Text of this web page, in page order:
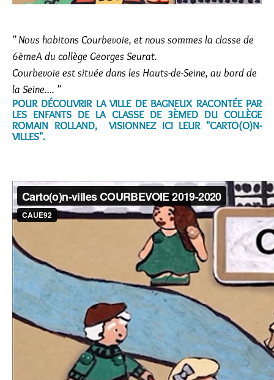
" Nous habitons Courbevoie, et nous sommes la classe de
6èmeA du collège Georges Seurat.
Courbevoie est située dans les Hauts-de-Seine, au bord de
la Seine.... "
POUR DÉCOUVRIR LA VILLE DE BAGNEUX RACONTÉE PAR
LES ENFANTS DE LA CLASSE DE 3ÈMED DU COLLÈGE
ROMAIN ROLLAND, VISIONNEZ ICI LEUR "CARTO(O)N-
VILLES".